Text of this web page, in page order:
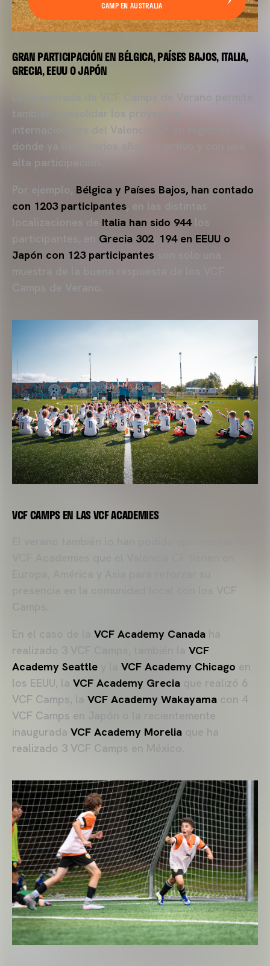
CAMP EN AUSTRALIA
GRAN PARTICIPACIÓN EN BÉLGICA, PAÍSES BAJOS, ITALIA,
GRECIA, EEUU O JAPÓN
internacionales del Valencia CF en regiones
donde ya lleva varios años en activo y con una
alta participación.
Por ejemplo, Bélgica y Países Bajos, han contado
con 1203 participantes, en las distintas
localizaciones de Italia han sido 944los
participantes, en Grecia 302 194 en EEUU o
Japón con 123 participantes
VCF CAMPS EN LAS VCF ACADEMIES
En el caso de la VCF Academy Canada ha
realizado 3 VCF Camps, también la VCF
Academy Seattle
VCF Academy Chicago en
los EEUU, la VCF Academy Grecia que realizó 6
VCF Camps, la VCF Academy Wakayama con 4
VCF Camps en Japón o la recientemente
inaugurada VCF Academy Morelia que ha
realizado 3 VCF Camps en México.